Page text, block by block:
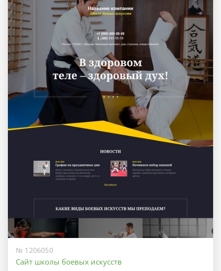
№ 1206050
Сайт школы боевых искусств